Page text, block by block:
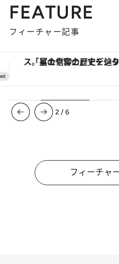
FEATURE
フィーチャー記事
【銀座で出合う最旬美容】美髪ケアや上質な眠り…セルフケアのアップデートから、特別な名入れギフ
3 /6
フィーチャ